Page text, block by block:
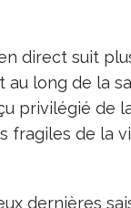
direct suit
au long de la
privilégié de
fragiles de la
dernières